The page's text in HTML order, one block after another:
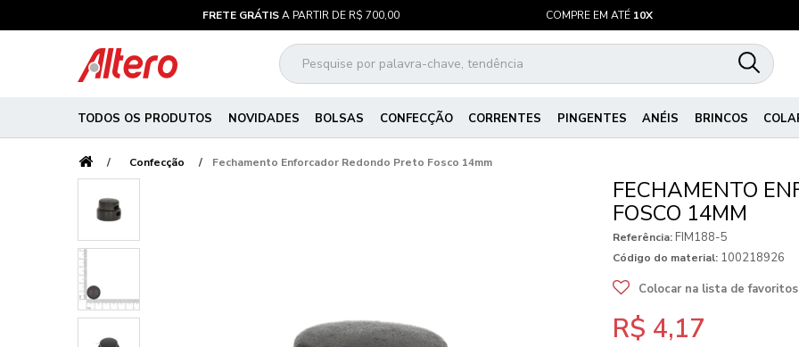
FRETE GRÁTISA PARTIR DE R$ 700,00 COMPRE EM ATÉ 10X
TODOS OS PRODUTOS NOVIDADES BOLSAS CONFECÇÃO CORRENTES PINGENTES ANÉIS BRINCOS
Confecção Fechamento Enforcador Redondo Preto Fosco 14mm
FECHAMENTO
FOSCO 14MM
Referência: FIM188-5
Código do material: 100218926
Colocar na lista de favoritos
R$ 4,17